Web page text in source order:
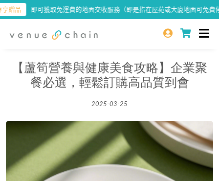
即可獲取免運費的地面交收服務（即是指在屋苑或大廈地面可免費停泊車
【蘆筍營養與健康美食攻略】企業聚
餐必選，輕鬆訂購高品質到會
2025-03-25